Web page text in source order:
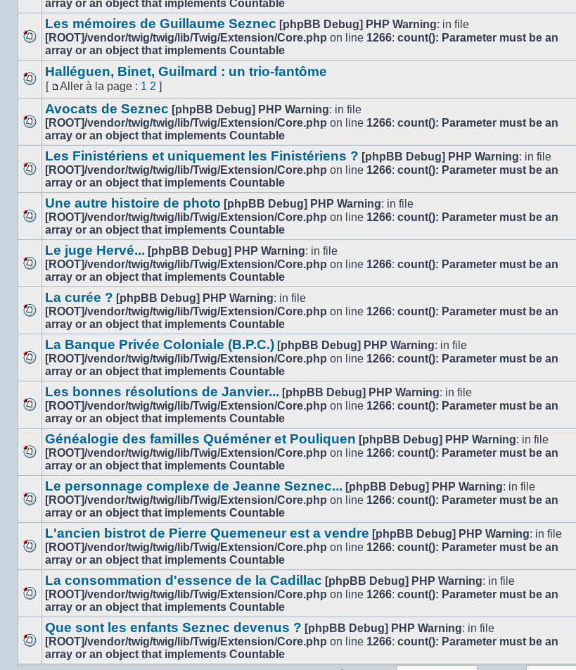
message
non
array or an object that implements Countable
Aucun
message
non
Les mémoires de Guillaume Seznec [phpBB Debug] PHP Warning: in file
[ROOT]/vendor/twig/twig/lib/Twig/Extension/Core.php on line 1266: count(): Parameter must be an
array or an object that implements Countable
Aucun
message
non
Halléguen, Binet, Guilmard : un trio-fantôme
[
Aller
à
la
page
Aller à la page : 1 2 ]
Aucun
message
non
Avocats de Seznec [phpBB Debug] PHP Warning: in file
[ROOT]/vendor/twig/twig/lib/Twig/Extension/Core.php on line 1266: count(): Parameter must be an
array or an object that implements Countable
Aucun
message
non
Les Finistériens et uniquement les Finistériens ? [phpBB Debug] PHP Warning: in file
[ROOT]/vendor/twig/twig/lib/Twig/Extension/Core.php on line 1266: count(): Parameter must be an
array or an object that implements Countable
Aucun
message
non
Une autre histoire de photo [phpBB Debug] PHP Warning: in file
[ROOT]/vendor/twig/twig/lib/Twig/Extension/Core.php on line 1266: count(): Parameter must be an
array or an object that implements Countable
Aucun
message
non
Le juge Hervé... [phpBB Debug] PHP Warning: in file
[ROOT]/vendor/twig/twig/lib/Twig/Extension/Core.php on line 1266: count(): Parameter must be an
array or an object that implements Countable
Aucun
message
non
La curée ? [phpBB Debug] PHP Warning: in file
[ROOT]/vendor/twig/twig/lib/Twig/Extension/Core.php on line 1266: count(): Parameter must be an
array or an object that implements Countable
Aucun
message
non
La Banque Privée Coloniale (B.P.C.) [phpBB Debug] PHP Warning: in file
[ROOT]/vendor/twig/twig/lib/Twig/Extension/Core.php on line 1266: count(): Parameter must be an
array or an object that implements Countable
Aucun
message
non
Les bonnes résolutions de Janvier... [phpBB Debug] PHP Warning: in file
[ROOT]/vendor/twig/twig/lib/Twig/Extension/Core.php on line 1266: count(): Parameter must be an
array or an object that implements Countable
Aucun
message
non
Généalogie des familles Quéméner et Pouliquen [phpBB Debug] PHP Warning: in file
[ROOT]/vendor/twig/twig/lib/Twig/Extension/Core.php on line 1266: count(): Parameter must be an
array or an object that implements Countable
Aucun
message
non
Le personnage complexe de Jeanne Seznec... [phpBB Debug] PHP Warning: in file
[ROOT]/vendor/twig/twig/lib/Twig/Extension/Core.php on line 1266: count(): Parameter must be an
array or an object that implements Countable
Aucun
message
non
L'ancien bistrot de Pierre Quemeneur est a vendre [phpBB Debug] PHP Warning: in file
[ROOT]/vendor/twig/twig/lib/Twig/Extension/Core.php on line 1266: count(): Parameter must be an
array or an object that implements Countable
Aucun
message
non
La consommation d'essence de la Cadillac [phpBB Debug] PHP Warning: in file
[ROOT]/vendor/twig/twig/lib/Twig/Extension/Core.php on line 1266: count(): Parameter must be an
array or an object that implements Countable
Aucun
message
Que sont les enfants Seznec devenus ? [phpBB Debug] PHP Warning: in file
[ROOT]/vendor/twig/twig/lib/Twig/Extension/Core.php on line 1266: count(): Parameter must be an
array or an object that implements Countable